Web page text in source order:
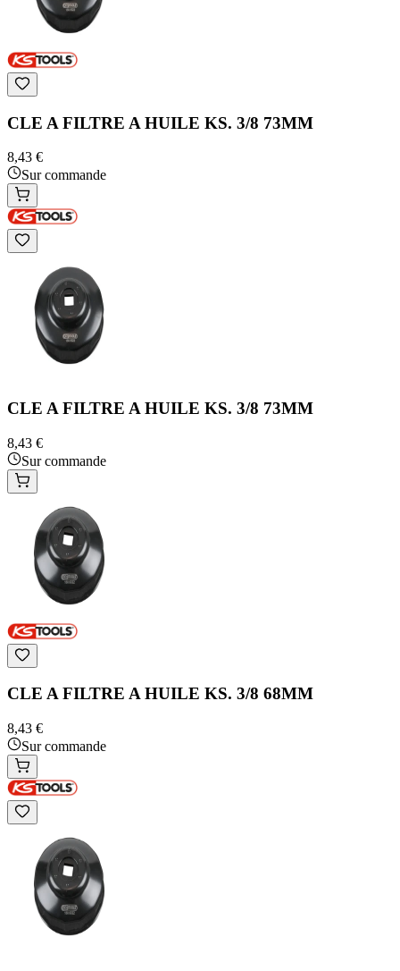
CLE A FILTRE A HUILE KS. 3/8 73MM
8,43 €
Sur commande
CLE A FILTRE A HUILE KS. 3/8 73MM
8,43 €
Sur commande
CLE A FILTRE A HUILE KS. 3/8 68MM
8,43 €
Sur commande